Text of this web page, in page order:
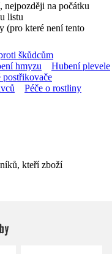
nejpozději na počátku
listu
(pro které není tento
škůdcům
hmyzu
Hubení plevele
Péče o rostliny
kteří zboží